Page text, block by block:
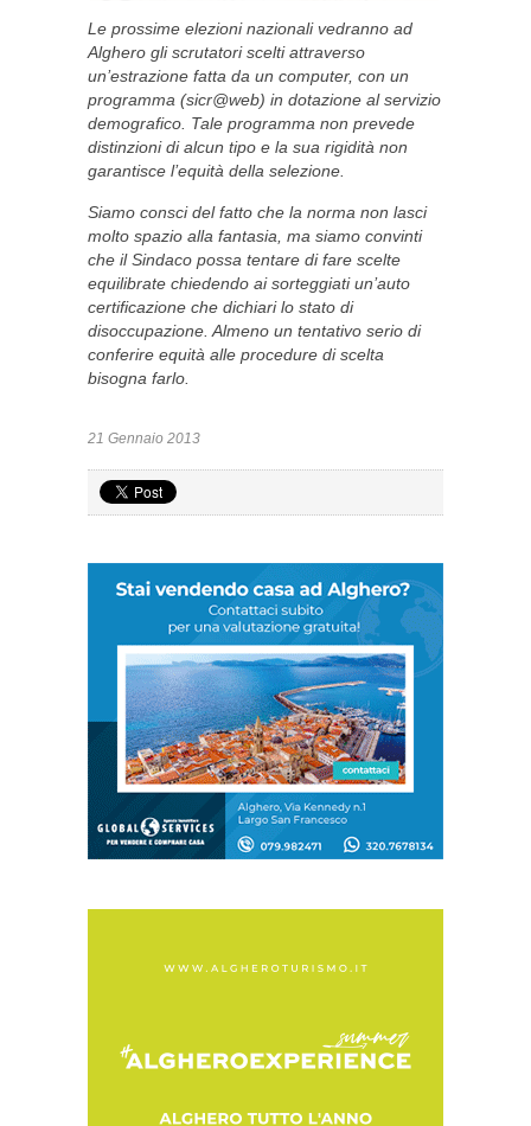
Le prossime elezioni nazionali vedranno ad
Alghero gli scrutatori scelti attraverso
un’estrazione fatta da un computer, con un
programma (sicr@web) in dotazione al servizio
demografico. Tale programma non prevede
distinzioni di alcun tipo e la sua rigidità non
garantisce l’equità della selezione.
Siamo consci del fatto che la norma non lasci
molto spazio alla fantasia, ma siamo convinti
che il Sindaco possa tentare di fare scelte
equilibrate chiedendo ai sorteggiati un’auto
certificazione che dichiari lo stato di
disoccupazione. Almeno un tentativo serio di
conferire equità alle procedure di scelta
bisogna farlo.
21 Gennaio 2013